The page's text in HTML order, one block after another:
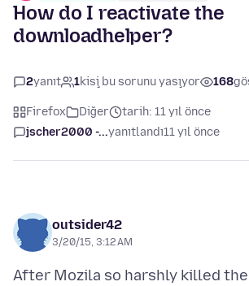
How do I reactivate the
downloadhelper?
2yanıt 1kişi bu sorunu yaşıyor 168
Firefox Diğer
tarih: 11 yıl önce
jscher2000 -...yanıtlandı11 yıl önce
outsider42
3/20/15, 3:12 AM
After Mozila so harshly killed the